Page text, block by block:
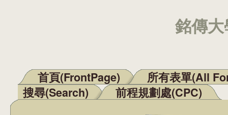
銘傳
主選單
首頁(FrontPage)
所有表單(All
搜尋(Search)
前程規劃處(CPC)